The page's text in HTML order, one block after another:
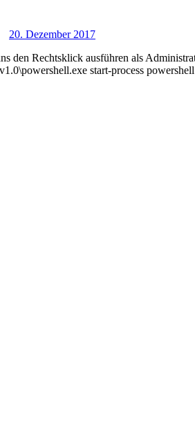
20. Dezember 2017
den Rechtsklick ausführen als
start-process